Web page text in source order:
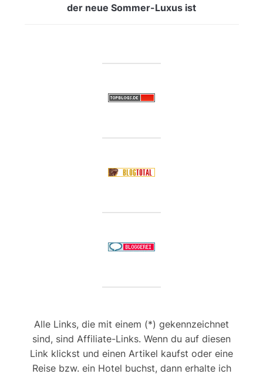
der neue Sommer-Luxus ist
Alle Links, die mit einem (*) gekennzeichnet
sind, sind Affiliate-Links. Wenn du auf diesen
Link klickst und einen Artikel kaufst oder eine
Reise bzw. ein Hotel buchst, dann erhalte ich